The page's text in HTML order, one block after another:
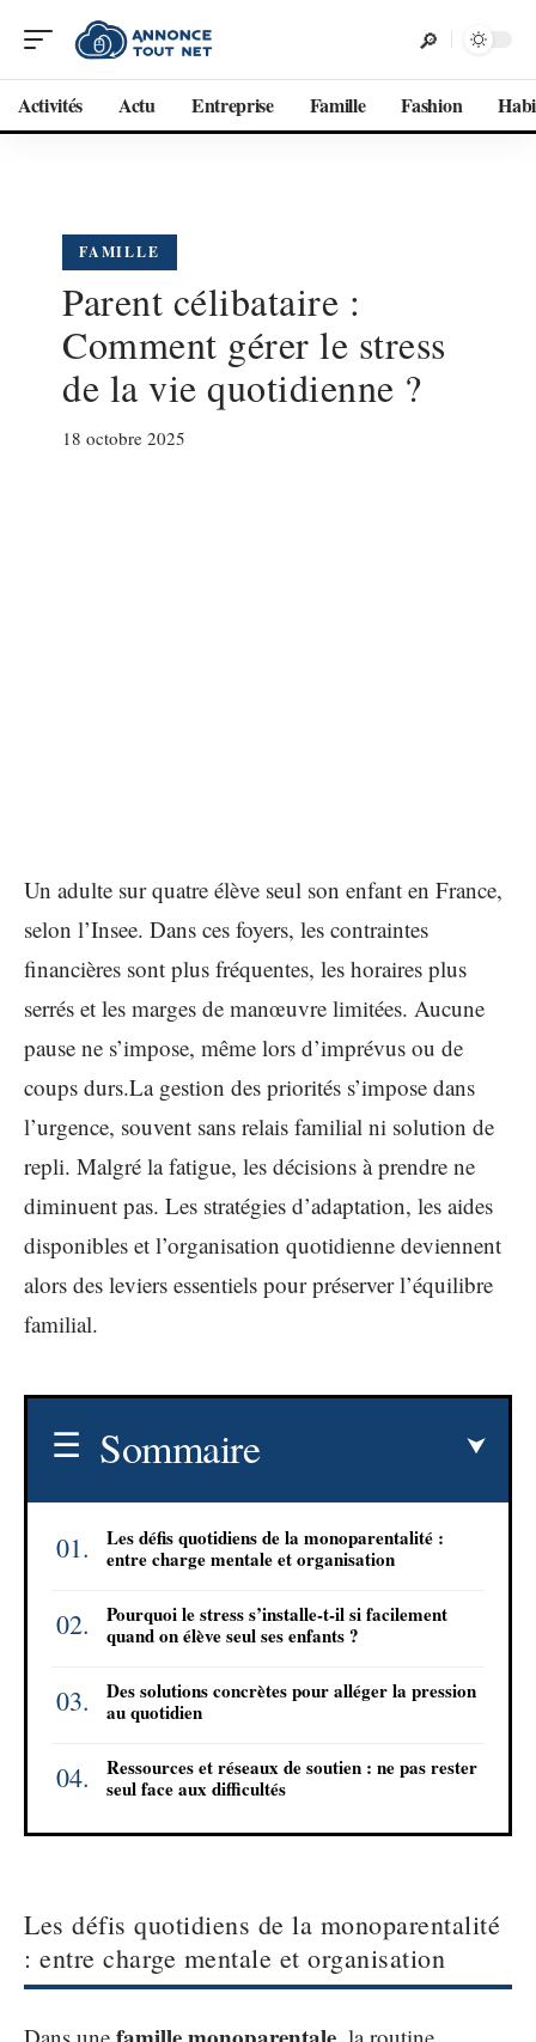
Activités Actu Entreprise Famille Fashion
FAMILLE
Parent célibataire :
Comment gérer le stress
de la vie quotidienne ?
18 octobre 2025
Un adulte sur quatre élève seul son enfant en France,
selon l’Insee. Dans ces foyers, les contraintes
financières sont plus fréquentes, les horaires plus
serrés et les marges de manœuvre limitées. Aucune
pause ne s’impose, même lors d’imprévus ou de
coups durs.La gestion des priorités s’impose dans
l’urgence, souvent sans relais familial ni solution de
repli. Malgré la fatigue, les décisions à prendre ne
diminuent pas. Les stratégies d’adaptation, les aides
disponibles et l’organisation quotidienne deviennent
alors des leviers essentiels pour préserver l’équilibre
familial.
Sommaire
Les défis quotidiens de la monoparentalité :
entre charge mentale et organisation
Pourquoi le stress s’installe-t-il si facilement
quand on élève seul ses enfants ?
Des solutions concrètes pour alléger la pression
au quotidien
Ressources et réseaux de soutien : ne pas rester
seul face aux difficultés
Les défis quotidiens de la monoparentalité
: entre charge mentale et organisation
Dans une
, la routine